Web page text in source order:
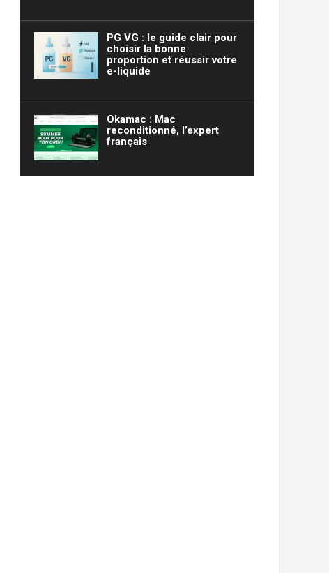
PG VG : le guide clair pour
choisir la bonne
proportion et réussir votre
e-liquide
Okamac : Mac
reconditionné, l’expert
français